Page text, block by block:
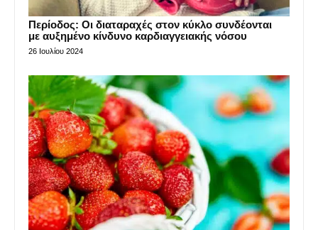
Περίοδος: Οι διαταραχές στον κύκλο συνδέονται
με αυξημένο κίνδυνο καρδιαγγειακής νόσου
26 Ιουλίου 2024